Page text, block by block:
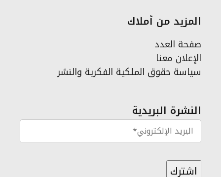
المزيد من أملاك
صفحة العدد
الإعلان معنا
سياسة حقوق الملكية الفكرية والنشر
النشرة البريدية